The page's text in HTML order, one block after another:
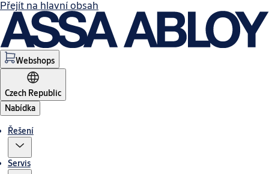
Přejít na hlavní obsah
Webshops
Czech Republic
Nabídka
Řešení
Servis